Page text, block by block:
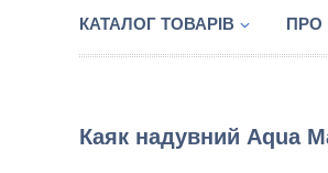
КАТАЛОГ ТОВАРІВ ПРО
Каяк надувний Aqua